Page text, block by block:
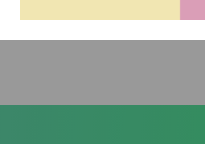
Continue Reading